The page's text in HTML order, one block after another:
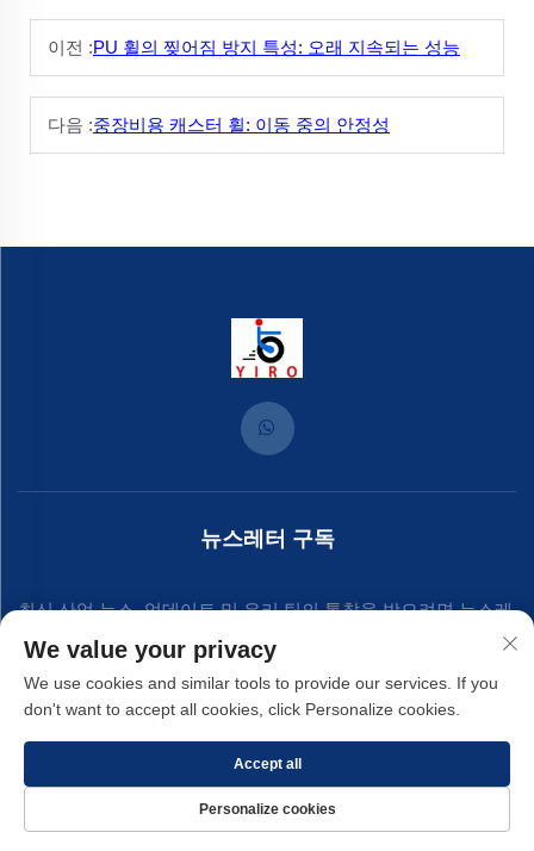
이전 :PU 휠의 찢어짐 방지 특성: 오래 지속되는 성능
다음 :중장비용 캐스터 휠: 이동 중의 안정성
뉴스레터 구독
최신 산업 뉴스, 업데이트 및 우리 팀의 통찰을 받으려면 뉴스레
터에 가입하세요.
저작권 © 2025 샤먼 이론 하드웨어 주식회사. -
We value your privacy
We use cookies and similar tools to provide our services. If you
don't want to accept all cookies, click Personalize cookies.
Personalize cookies
Accept all